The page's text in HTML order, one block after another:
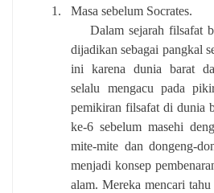
1.
Masa sebelum Socrates.
Dalam sejarah filsafat
dijadikan sebagai pangkal
ini karena dunia barat
selalu mengacu pada
pemikiran filsafat di dunia
ke-6 sebelum masehi
mite-mite dan dongeng-
menjadi konsep
alam. Mereka mencari